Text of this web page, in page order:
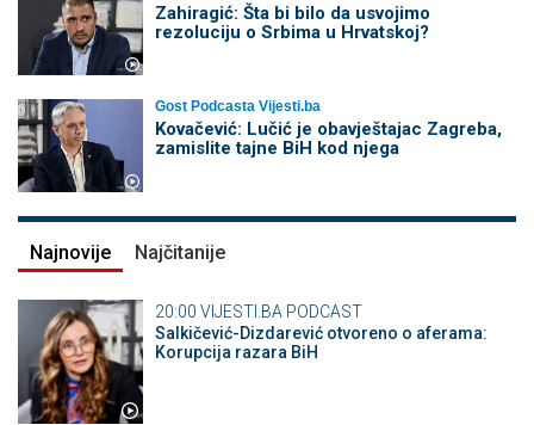
Zahiragić: Šta bi bilo da usvojimo
rezoluciju o Srbima u Hrvatskoj?
Gost Podcasta Vijesti.ba
Kovačević: Lučić je obavještajac Zagreba,
zamislite tajne BiH kod njega
Najnovije Najčitanije
20:00 VIJESTI.BA PODCAST
Salkičević-Dizdarević otvoreno o aferama:
Korupcija razara BiH